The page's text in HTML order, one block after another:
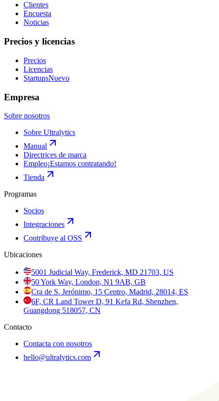
Clientes
Encuesta
Noticias
Precios y licencias
Precios
Licencias
StartupsNuevo
Empresa
Sobre nosotros
Sobre Ultralytics
Manual
Directrices de marca
Empleo¡Estamos contratando!
Tienda
Programas
Socios
Integraciones
Contribuye al OSS
Ubicaciones
5001 Judicial Way, Frederick, MD 21703, US
50 York Way, London, N1 9AB, GB
Cra de S. Jerónimo, 15 Centro, Madrid, 28014, ES
6F, CR Land Tower D, 91 Kefa Rd, Shenzhen,
Guangdong 518057, CN
Contacto
Contacta con nosotros
hello@ultralytics.com